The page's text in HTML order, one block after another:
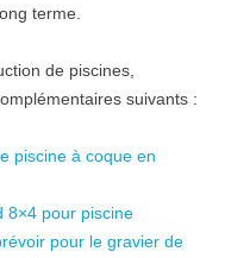
terme.
de piscines,
suivants :
piscine à coque en
8×4 pour piscine
pour le gravier de